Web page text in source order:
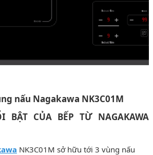
nấu Nagakawa NK3C01M
BẬT CỦA BẾP TỪ NAGAKAWA
NK3C01M sở hữu tới 3 vùng nấu